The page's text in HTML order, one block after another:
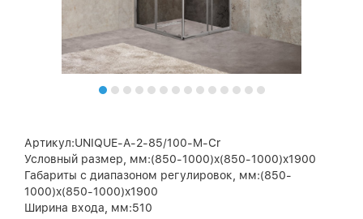
Артикул:UNIQUE-A-2-85/100-M-Cr
Условный размер, мм:(850-1000)x(850-1000)x1900
Габариты с диапазоном регулировок, мм:(850-
1000)x(850-1000)x1900
Ширина входа, мм:510